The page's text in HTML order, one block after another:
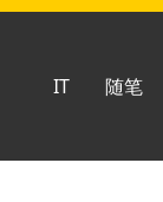
IT 随笔